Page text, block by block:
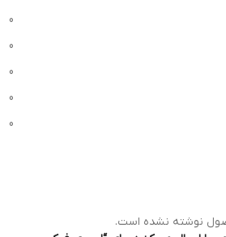
0
0
0
0
0
نوشته نشده است.